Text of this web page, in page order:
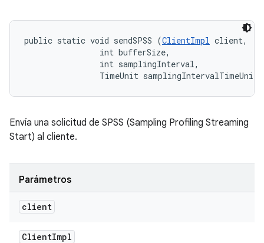
public static void sendSPSS (ClientImpl client,
                int bufferSize,
                int samplingInterval,
TimeUnit
Envía una solicitud de SPSS (Sampling Profiling Streaming
Start) al cliente.
Parámetros
client
ClientImpl